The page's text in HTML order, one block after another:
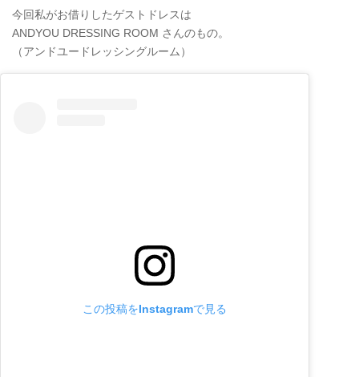
今回私がお借りしたゲストドレスは
ANDYOU DRESSING ROOM さんのもの。
（アンドユードレッシングルーム）
この投稿をInstagramで見る